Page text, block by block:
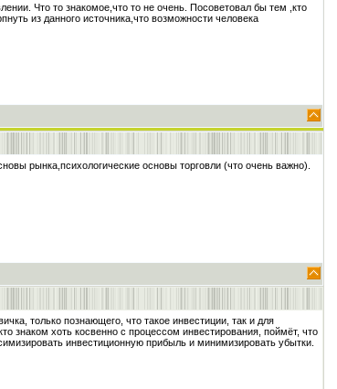
Что то знакомое,что то не очень. Посоветовал бы тем ,кто
из данного источника,что возможности человека
рынка,психологические основы торговли (что очень важно).
только познающего, что такое инвестиции, так и для
знаком хоть косвенно с процессом инвестирования, поймёт, что
инвестиционную прибыль и минимизировать убытки.